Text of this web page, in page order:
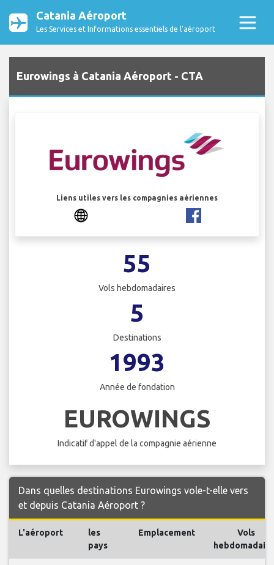
Catania Aéroport
Les Services et Informations essentiels de l’aéroport
Eurowings à Catania Aéroport - CTA
Liens utiles vers les compagnies aériennes
55
Vols hebdomadaires
5
Destinations
1993
Année de fondation
EUROWINGS
Indicatif d'appel de la compagnie aérienne
Dans quelles destinations Eurowings vole-t-elle vers
et depuis Catania Aéroport ?
L'aéroport
les
pays
Emplacement
Vols